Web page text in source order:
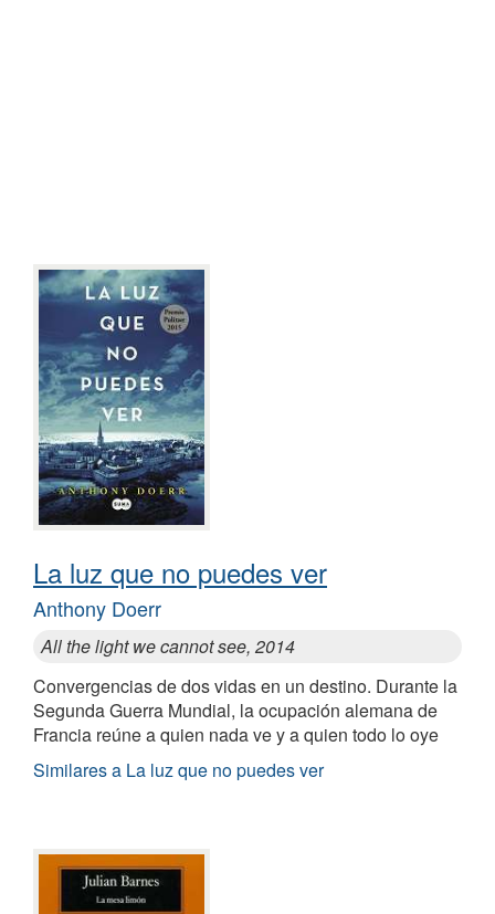
La luz que no puedes ver
Anthony Doerr
All the light we cannot see, 2014
Convergencias de dos vidas en un destino. Durante la
Segunda Guerra Mundial, la ocupación alemana de
Francia reúne a quien nada ve y a quien todo lo oye
Similares a La luz que no puedes ver